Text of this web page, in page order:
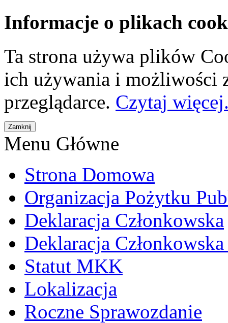
Informacje o plikach
Ta strona używa plików
ich używania i możliwości
przeglądarce. Czytaj
Menu Główne
Strona Domowa
Organizacja Pożytku
Deklaracja Członkowska
Deklaracja
Statut MKK
Lokalizacja
Roczne Sprawozdanie